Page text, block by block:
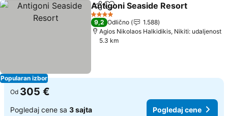
Popularan izbor
Deli Dodati u favorite
Antigoni Seaside Resort
4 Zvezdice
9,2 Odlično
1.588
Agios Nikolaos Halkidikis, Nikiti: udaljenost
5.3 km
Od 305 €
Pogledaj cene sa 3 sajta Pogledaj cene